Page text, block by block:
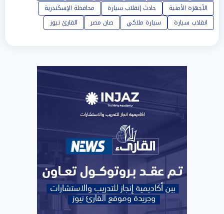
الأجهزة الأمنية
حادث إنقلاب سيارة
محافظة الإسكندرية
انقلاب سيارة
سيارة ملاكي صان مصر القارئ نيوز